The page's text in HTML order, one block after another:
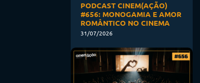
PODCAST CINEM(AÇÃO)
#656: MONOGAMIA E AMOR
ROMÂNTICO NO CINEMA
31/07/2026